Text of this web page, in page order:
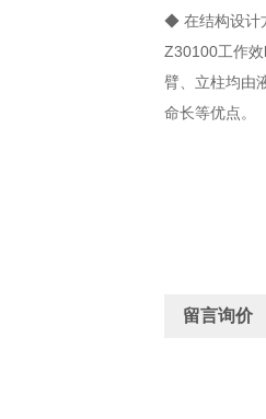
◆ 在结构设计
Z30100工作
臂、立柱均由
命长等优点。
留言询价